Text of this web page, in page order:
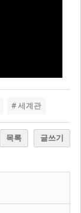
# 세계관
목록 글쓰기